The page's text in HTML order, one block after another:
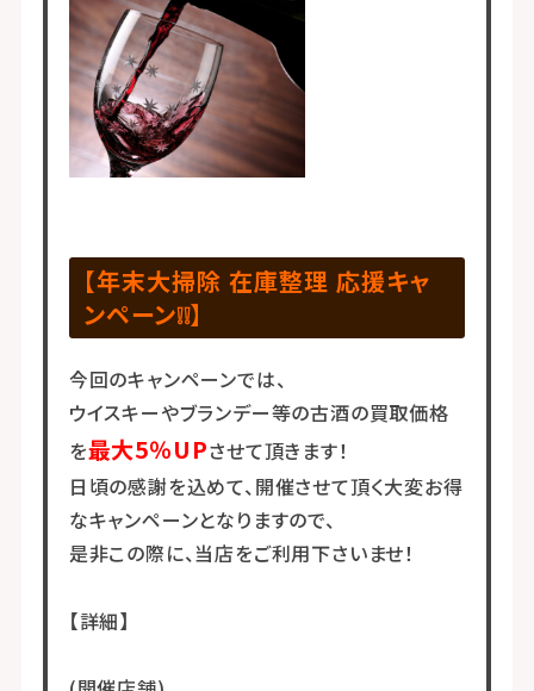
【年末大掃除 在庫整理 応援キャ
ンペーン❕❕】
今回のキャンペーンでは、
ウイスキーやブランデー等の古酒の買取価格
を最大5％UPさせて頂きます！
日頃の感謝を込めて、開催させて頂く大変お得
なキャンペーンとなりますので、
是非この際に、当店をご利用下さいませ！
【詳細】